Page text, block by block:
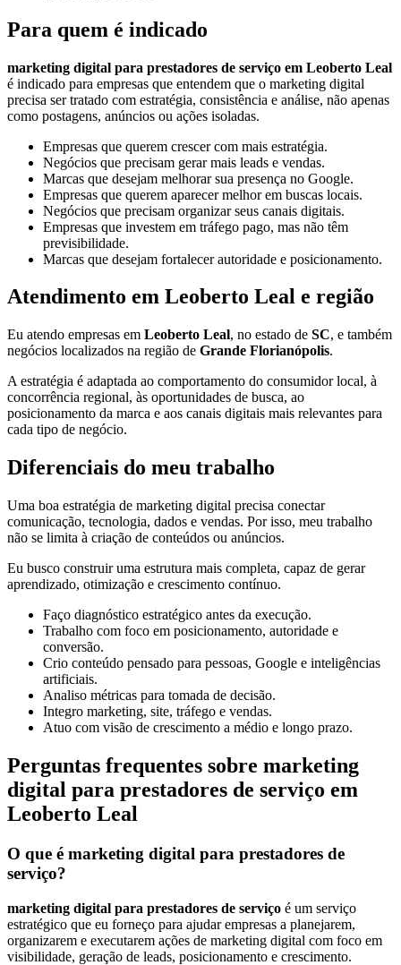
Para quem é indicado
marketing digital para prestadores de serviço em Leoberto Leal
é indicado para empresas que entendem que o marketing digital
precisa ser tratado com estratégia, consistência e análise, não apenas
como postagens, anúncios ou ações isoladas.
Empresas que querem crescer com mais estratégia.
Negócios que precisam gerar mais leads e vendas.
Marcas que desejam melhorar sua presença no Google.
Empresas que querem aparecer melhor em buscas locais.
Negócios que precisam organizar seus canais digitais.
Empresas que investem em tráfego pago, mas não têm
previsibilidade.
Marcas que desejam fortalecer autoridade e posicionamento.
Atendimento em Leoberto Leal e região
Eu atendo empresas em Leoberto Leal, no estado de SC, e também
negócios localizados na região de Grande Florianópolis.
A estratégia é adaptada ao comportamento do consumidor local, à
concorrência regional, às oportunidades de busca, ao
posicionamento da marca e aos canais digitais mais relevantes para
cada tipo de negócio.
Diferenciais do meu trabalho
Uma boa estratégia de marketing digital precisa conectar
comunicação, tecnologia, dados e vendas. Por isso, meu trabalho
não se limita à criação de conteúdos ou anúncios.
Eu busco construir uma estrutura mais completa, capaz de gerar
aprendizado, otimização e crescimento contínuo.
Faço diagnóstico estratégico antes da execução.
Trabalho com foco em posicionamento, autoridade e
conversão.
Crio conteúdo pensado para pessoas, Google e inteligências
artificiais.
Analiso métricas para tomada de decisão.
Integro marketing, site, tráfego e vendas.
Atuo com visão de crescimento a médio e longo prazo.
Perguntas frequentes sobre marketing
digital para prestadores de serviço em
Leoberto Leal
O que é marketing digital para prestadores de
serviço?
marketing digital para prestadores de serviço é um serviço
estratégico que eu forneço para ajudar empresas a planejarem,
organizarem e executarem ações de marketing digital com foco em
visibilidade, geração de leads, posicionamento e crescimento.